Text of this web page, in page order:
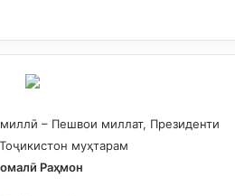
миллӣ – Пешвои миллат, Президенти
муҳтарам
Раҳмон